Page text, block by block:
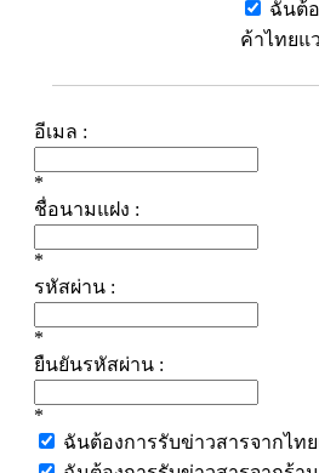
ฉันต้
ค้าไทยแ
อีเมล :
*
ชื่อนามแฝง :
*
รหัสผ่าน :
*
ยืนยันรหัสผ่าน :
*
ฉันต้องการรับข่าวสารจากไท